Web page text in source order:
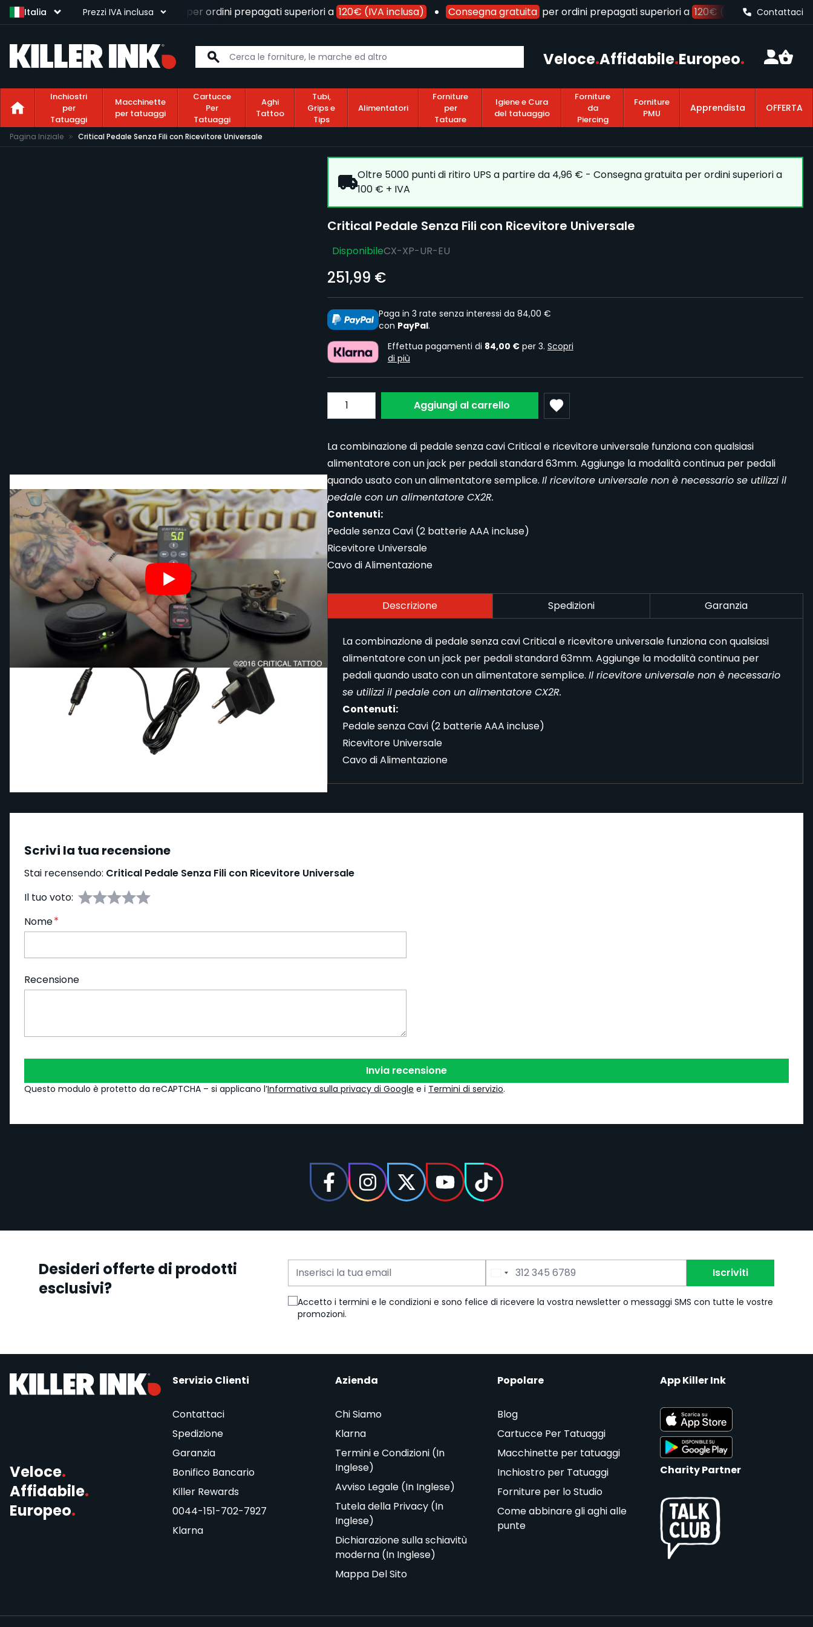
Italia Prezzi IVA inclusa
Consegna gratuita per ordini prepagati superiori a 120€ (IVA inclusa) Consegna gratuitaper ordini prepagati superiori a 120€ (IVA inclusa)Contattaci
Veloce.Affidabile.Europeo.
Inchiostri
per
Tatuaggi
Macchinette
per tatuaggi
Cartucce
Per
Tatuaggi
Aghi
Tattoo
Tubi,
Grips e
Tips
Alimentatori
Forniture
per
Tatuare
Igiene e Cura
del tatuaggio
Forniture
da
Piercing
Forniture
PMU
Apprendista OFFERTA
Salta al contenuto
Pagina Iniziale Critical Pedale Senza Fili con Ricevitore Universale
Oltre 5000 punti di ritiro UPS a partire da 4,96 € - Consegna gratuita per ordini superiori a
100 € + IVA
Critical Pedale Senza Fili con Ricevitore Universale
DisponibileCX-XP-UR-EU
251,99 €
Paga in 3 rate senza interessi da 84,00 €
con PayPal.
Effettua pagamenti di 84,00 €per 3. Scopri
di più
Quantita Aggiungi al carrello
La combinazione di pedale senza cavi Critical e ricevitore universale funziona con qualsiasi
alimentatore con un jack per pedali standard 63mm. Aggiunge la modalità continua per pedali
quando usato con un alimentatore semplice. Il ricevitore universale non è necessario se utilizzi il
pedale con un alimentatore CX2R.
Contenuti:
Pedale senza Cavi (2 batterie AAA incluse)
Ricevitore Universale
Cavo di Alimentazione
Descrizione Spedizioni Garanzia
La combinazione di pedale senza cavi Critical e ricevitore universale funziona con qualsiasi
alimentatore con un jack per pedali standard 63mm. Aggiunge la modalità continua per
pedali quando usato con un alimentatore semplice. Il ricevitore universale non è necessario
se utilizzi il pedale con un alimentatore CX2R.
Contenuti:
Pedale senza Cavi (2 batterie AAA incluse)
Ricevitore Universale
Cavo di Alimentazione
Scrivi la tua recensione
Stai recensendo: Critical Pedale Senza Fili con Ricevitore Universale
Il tuo voto:
Nome
Recensione
Invia recensione
Questo modulo è protetto da reCAPTCHA – si applicano l’Informativa sulla privacy di Google e i Termini di servizio.
Desideri offerte di prodotti
esclusivi?
Indirizzo Email
Numero di Telefono Iscriviti
Accetto i termini e le condizioni e sono felice di ricevere la vostra newsletter o messaggi SMS con tutte le vostre
promozioni.
Veloce.
Affidabile.
Europeo.
Servizio Clienti
Contattaci
Spedizione
Garanzia
Bonifico Bancario
Killer Rewards
0044-151-702-7927
Klarna
Azienda
Chi Siamo
Klarna
Termini e Condizioni (In
Inglese)
Avviso Legale (In Inglese)
Tutela della Privacy (In
Inglese)
Dichiarazione sulla schiavitù
moderna (In Inglese)
Mappa Del Sito
Popolare
Blog
Cartucce Per Tatuaggi
Macchinette per tatuaggi
Inchiostro per Tatuaggi
Forniture per lo Studio
Come abbinare gli aghi alle
punte
App Killer Ink
Charity Partner